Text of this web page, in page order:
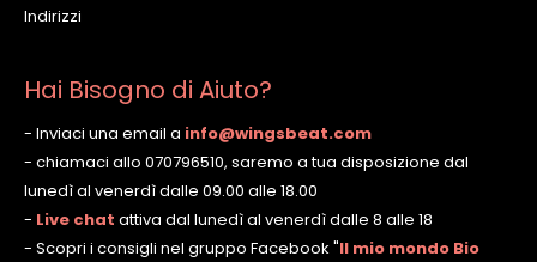
Indirizzi
Hai Bisogno di Aiuto?
- Inviaci una email a info@wingsbeat.com
- chiamaci allo 070796510, saremo a tua disposizione dal
lunedì al venerdì dalle 09.00 alle 18.00
- Live chat attiva dal lunedì al venerdì dalle 8 alle 18
- Scopri i consigli nel gruppo Facebook "Il mio mondo Bio